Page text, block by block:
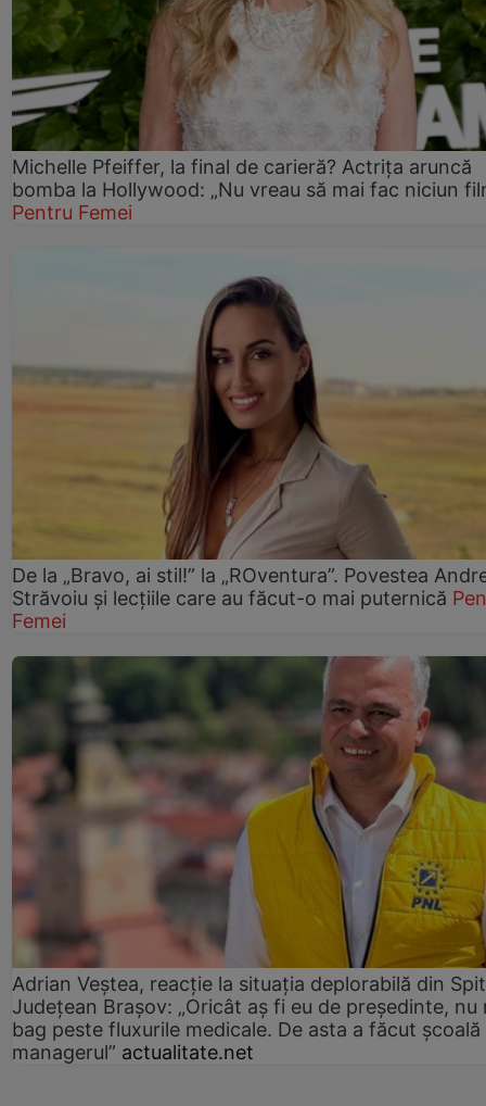
Michelle Pfeiffer, la final de carieră? Actrița aruncă
bomba la Hollywood: „Nu vreau să mai fac niciun
Pentru Femei
De la „Bravo, ai stil!” la „ROventura”. Povestea
Străvoiu și lecțiile care au făcut-o mai puternică
Femei
Adrian Veștea, reacție la situația deplorabilă din
Județean Brașov: „Oricât aș fi eu de președinte, nu
bag peste fluxurile medicale. De asta a făcut școală
managerul” actualitate.net